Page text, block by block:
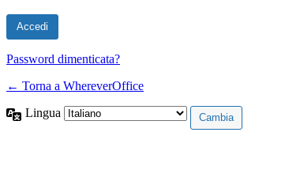
Password dimenticata?
← Torna a WhereverOffice
Lingua